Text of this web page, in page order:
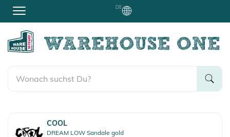
DE
COOL
DREAM LOW Sandale gold